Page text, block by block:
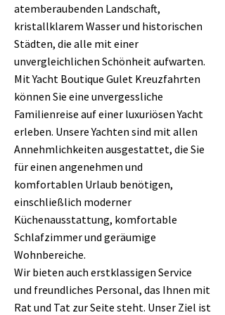
atemberaubenden Landschaft,
kristallklarem Wasser und historischen
Städten, die alle mit einer
unvergleichlichen Schönheit aufwarten.
Mit Yacht Boutique Gulet Kreuzfahrten
können Sie eine unvergessliche
Familienreise auf einer luxuriösen Yacht
erleben. Unsere Yachten sind mit allen
Annehmlichkeiten ausgestattet, die Sie
für einen angenehmen und
komfortablen Urlaub benötigen,
einschließlich moderner
Küchenausstattung, komfortable
Schlafzimmer und geräumige
Wohnbereiche.
Wir bieten auch erstklassigen Service
und freundliches Personal, das Ihnen mit
Rat und Tat zur Seite steht. Unser Ziel ist